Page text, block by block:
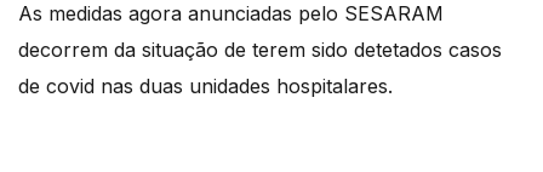
As medidas agora anunciadas pelo SESARAM
decorrem da situação de terem sido detetados casos
de covid nas duas unidades hospitalares.